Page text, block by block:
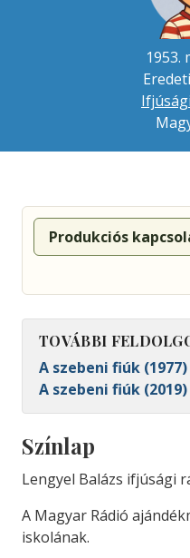
1953.
Produkciós
TOVÁBBI
A szebeni fiúk
A szebeni fiúk
Színlap
Lengyel Balázs ifjúsági
A Magyar Rádió
iskolának.